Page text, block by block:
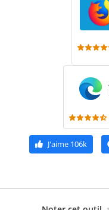
J'aime106k